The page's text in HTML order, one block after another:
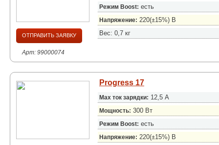
ОТПРАВИТЬ ЗАЯВКУ
Арт: 99000074
Режим Boost: есть
Напряжение: 220(±15%) B
Вес: 0,7 кг
Progress 17
Max ток зарядки: 12,5 А
Мощность: 300 Вт
Режим Boost: есть
Напряжение: 220(±15%) B